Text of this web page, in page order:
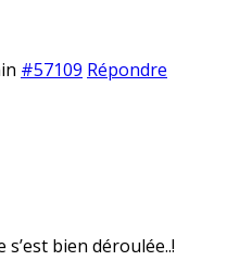
#57109 Répondre
s’est bien déroulée..!